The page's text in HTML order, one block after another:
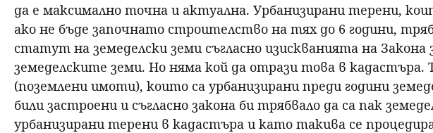
да е максимално точна и актуална. Урбанизирани терени,
ако не бъде започнато строителство на тях до 6 години,
статут на земеделски земи съгласно изискванията на Закона
земеделските земи. Но няма кой да отрази това в
(поземлени имоти), които са урбанизирани преди години
били застроени и съгласно закона би трябвало да са пак
урбанизирани терени в кадастъра и като такива се